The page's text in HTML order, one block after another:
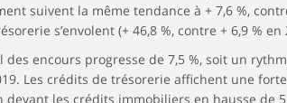
suivent la même tendance à + 7,6 %,
s’envolent (+ 46,8 %, contre + 6,9 % en
des encours progresse de 7,5 %, soit un
Les crédits de trésorerie affichent une
devant les crédits immobiliers en hausse de